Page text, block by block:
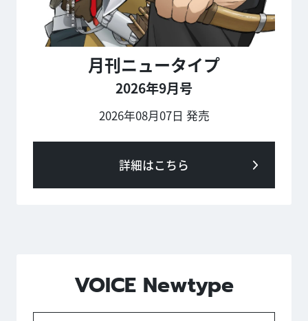
月刊ニュータイプ
2026年9月号
2026年08月07日 発売
詳細はこちら
VOICE Newtype